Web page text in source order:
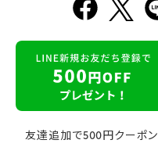
友達追加で500円クーポン